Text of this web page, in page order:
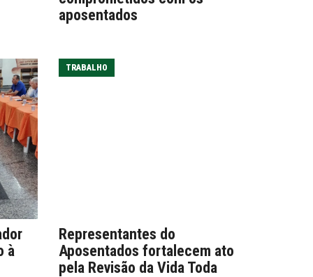
aposentados
à
TRABALHO
Representantes do
Aposentados fortalecem ato
pela Revisão da Vida Toda